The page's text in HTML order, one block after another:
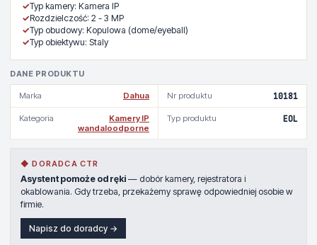
✓Typ kamery: Kamera IP
✓Rozdzielczość: 2 - 3 MP
✓Typ obudowy: Kopulowa (dome/eyeball)
✓Typ obiektywu: Staly
DANE PRODUKTU
Marka Dahua Nr produktu 10181
Kategoria
Kamery IP
wandaloodporne
Typ produktu EOL
◆ DORADCA CTR
Asystent pomoże od ręki — dobór kamery, rejestratora i
okablowania. Gdy trzeba, przekażemy sprawę odpowiedniej osobie w
firmie.
Napisz do doradcy →